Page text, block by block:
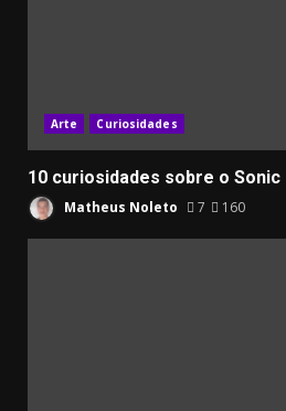
Arte Curiosidades
10 curiosidades sobre o Sonic
Matheus Noleto 7 160